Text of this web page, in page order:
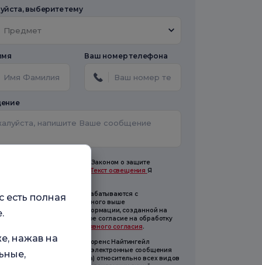
выберите тему
Предмет
Ваш номер телефона
в соответствии с Законом о защите
Текст освещения Я
персональные данные обрабатываются с
предоставленного выше
текста и информации, созданной на
этого текста. Я даю явное согласие на обработку
Тексте явного согласия.
согласие на то, чтобы Флоренс Найтингейл
мне коммерческие электронные сообщения
SMS, электронная почта) относительно всех видов
есть полная
нажав на